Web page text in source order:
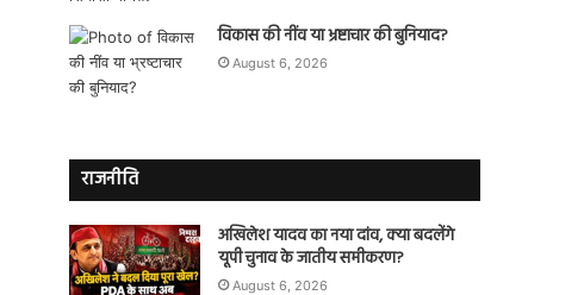
विकास की नींव या भ्रष्टाचार की बुनियाद?
August 6, 2026
राजनीति
अखिलेश यादव का नया दांव, क्या बदलेंगे
यूपी चुनाव के जातीय समीकरण?
August 6, 2026